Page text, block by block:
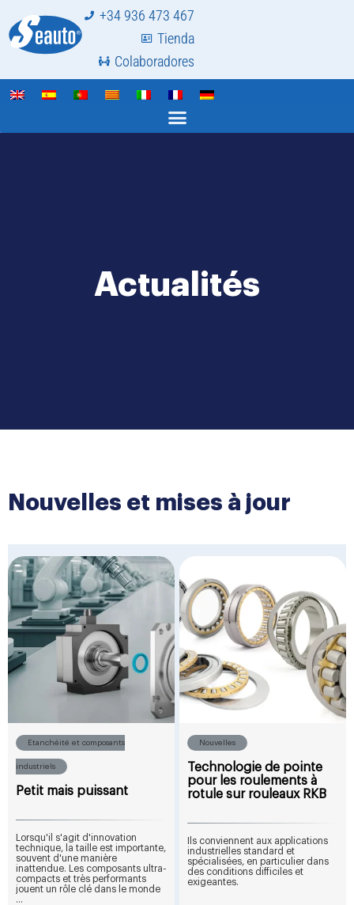
+34 936 473 467
Tienda
Colaboradores
Actualités
Nouvelles et mises à jour
Etanchéité et composants
industriels
Petit mais puissant
Lorsqu'il s'agit d'innovation
technique, la taille est importante,
souvent d'une manière
inattendue. Les composants ultra-
compacts et très performants
jouent un rôle clé dans le monde
...
Nouvelles
Technologie de pointe
pour les roulements à
rotule sur rouleaux RKB
Ils conviennent aux applications
industrielles standard et
spécialisées, en particulier dans
des conditions difficiles et
exigeantes.